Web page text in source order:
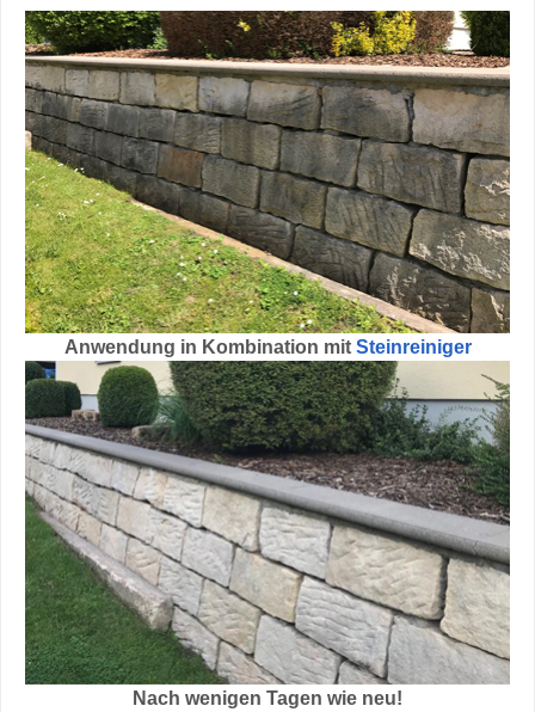
Anwendung in Kombination mit Steinreiniger
Nach wenigen Tagen wie neu!